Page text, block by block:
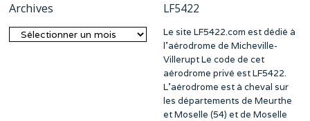
Archives
Archives
LF5422
Le site LF5422.com est dédié à
l’aérodrome de Micheville-
Villerupt Le code de cet
aérodrome privé est LF5422.
L’aérodrome est à cheval sur
les départements de Meurthe
et Moselle (54) et de Moselle